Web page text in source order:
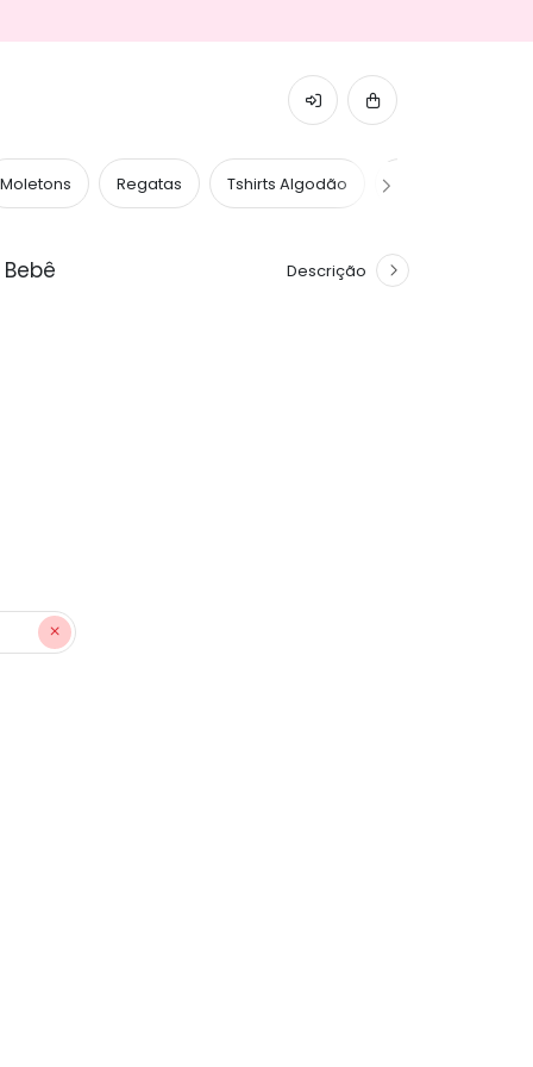
Moletons Regatas Tshirts Algodão
Descrição